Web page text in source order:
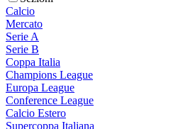
Calcio
Mercato
Serie A
Serie B
Coppa Italia
Champions League
Europa League
Conference League
Calcio Estero
Supercoppa Italiana